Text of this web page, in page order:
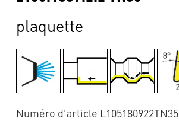
plaquette
Numéro d'article L105180922TN35